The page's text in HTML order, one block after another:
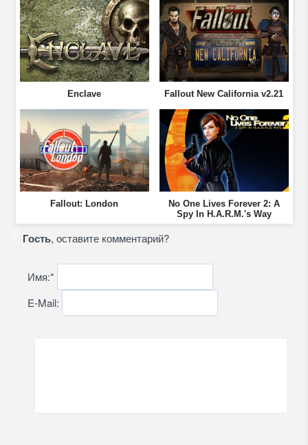
Enclave Fallout New California v2.21
Fallout: London
No One Lives Forever 2: A
Spy In H.A.R.M.'s Way
Гость, оставите комментарий?
Имя:*
E-Mail: